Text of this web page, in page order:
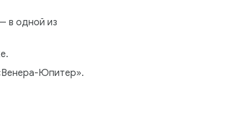
в одной из
Юпитер».